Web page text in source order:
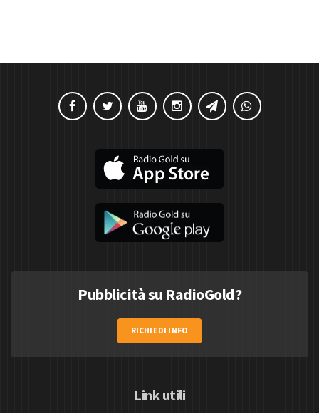
Pubblicità su RadioGold?
RICHIEDI INFO
Link utili